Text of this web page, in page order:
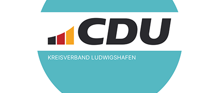
Frauen Union 2023
16. Mai 2023 / Frauen Union
Am Samstag vor Muttertag hatte die Frauen Union
Ludwigshafen wieder traditionell in den Stadtteilen
Blumen an Mütter verteilt. Zudem wurden traditionell